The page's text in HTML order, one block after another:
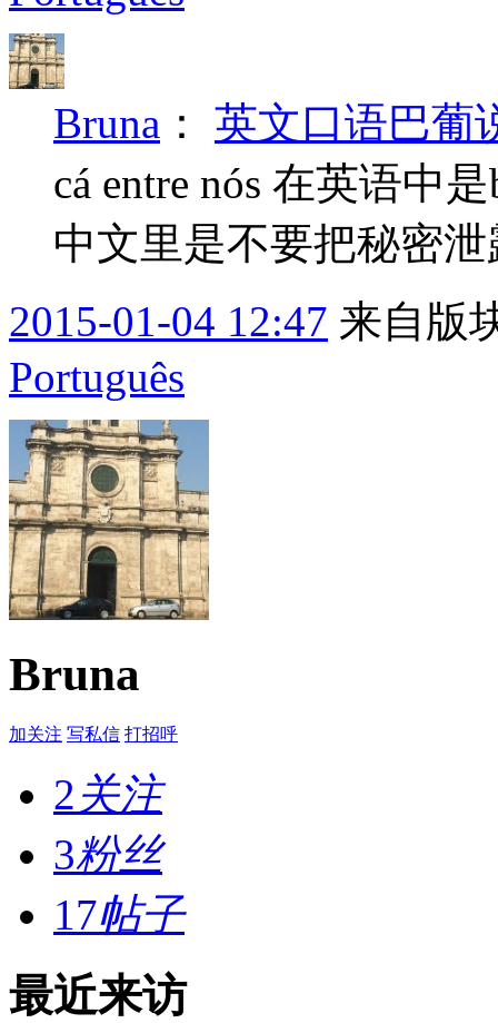
Bruna ： 英文口语巴葡
cá entre nós 在英语中
中文里是不要把秘密
2015-01-04 12:47 来自版
Português
Bruna
加关注 写私信 打招呼
2关注
3粉丝
17帖子
最近来访